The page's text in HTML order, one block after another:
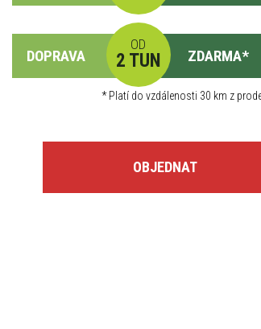
DOPRAVA
OD
2 TUN ZDARMA*
*Platí do vzdálenosti 30 km z
OBJEDNAT